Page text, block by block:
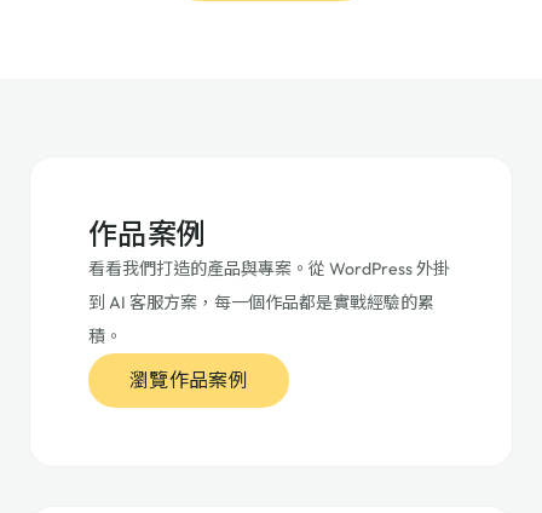
作品案例
看看我們打造的產品與專案。從 WordPress 外掛
到 AI 客服方案，每一個作品都是實戰經驗的累
積。
瀏覽作品案例